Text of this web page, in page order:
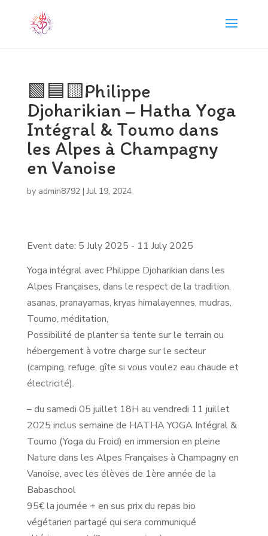
🟩🟦🟨Philippe
Djoharikian – Hatha Yoga
Intégral & Toumo dans
les Alpes à Champagny
en Vanoise
by admin8792|Jul 19, 2024
Event date: 5 July 2025 - 11 July 2025
Yoga intégral avec Philippe Djoharikian dans les
Alpes Françaises, dans le respect de la tradition,
asanas, pranayamas, kryas himalayennes, mudras,
Toumo, méditation,
Possibilité de planter sa tente sur le terrain ou
hébergement à votre charge sur le secteur
(camping, refuge, gîte si vous voulez eau chaude et
électricité).
– du samedi 05 juillet 18H au vendredi 11 juillet
2025 inclus semaine de HATHA YOGA Intégral &
Toumo (Yoga du Froid) en immersion en pleine
Nature dans les Alpes Françaises à Champagny en
Vanoise, avec les élèves de 1ère année de la
Babaschool
95€ la journée + en sus prix du repas bio
végétarien partagé qui sera communiqué